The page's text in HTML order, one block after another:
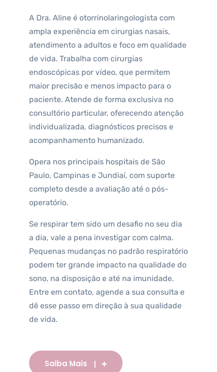
A Dra. Aline é otorrinolaringologista com
ampla experiência em cirurgias nasais,
atendimento a adultos e foco em qualidade
de vida. Trabalha com cirurgias
endoscópicas por vídeo, que permitem
maior precisão e menos impacto para o
paciente. Atende de forma exclusiva no
consultório particular, oferecendo atenção
individualizada, diagnósticos precisos e
acompanhamento humanizado.
Opera nos principais hospitais de São
Paulo, Campinas e Jundiaí, com suporte
completo desde a avaliação até o pós-
operatório.
Se respirar tem sido um desafio no seu dia
a dia, vale a pena investigar com calma.
Pequenas mudanças no padrão respiratório
podem ter grande impacto na qualidade do
sono, na disposição e até na imunidade.
Entre em contato, agende a sua consulta e
dê esse passo em direção à sua qualidade
de vida.
Saiba Mais